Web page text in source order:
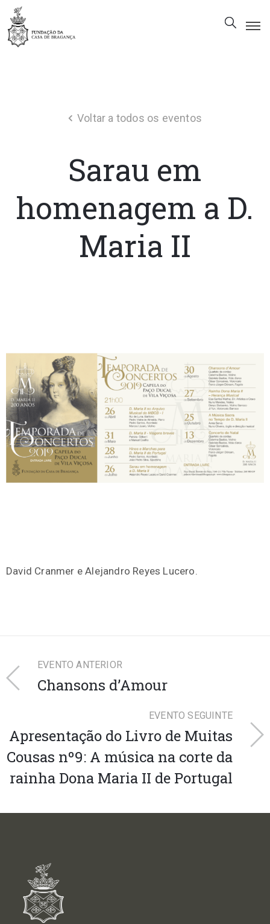
+351
214
416
068
fcbraganca@fcbraganca.pt
Voltar a todos os eventos
Sarau em
homenagem a D.
Maria II
David Cranmer e Alejandro Reyes Lucero.
EVENTO ANTERIOR
Chansons d’Amour
EVENTO SEGUINTE
Apresentação do Livro de Muitas
Cousas nº9: A música na corte da
rainha Dona Maria II de Portugal